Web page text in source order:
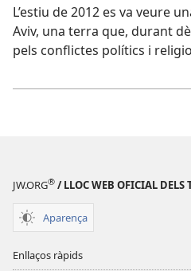
L’estiu de 2012 es va veure
Aviv, una terra que, durant
pels conflictes polítics i
JW.ORG® / LLOC WEB OFICIAL DELS
Aparença
Enllaços ràpids